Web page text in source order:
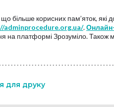
більше корисних пам’яток,
adminprocedure.org.ua/.
на платформі Зрозуміло. Також
для друку